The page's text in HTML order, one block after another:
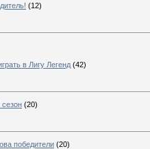
(12)
в Лигу Легенд (42)
(20)
победители (20)